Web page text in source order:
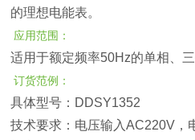
的理想电能表。
应用范围：
适用于额定频率50Hz的单相、
订货范例：
具体型号：DDSY1352
技术要求：电压输入AC220V，